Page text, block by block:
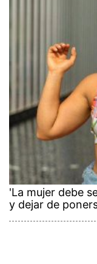
'La mujer debe
y dejar de